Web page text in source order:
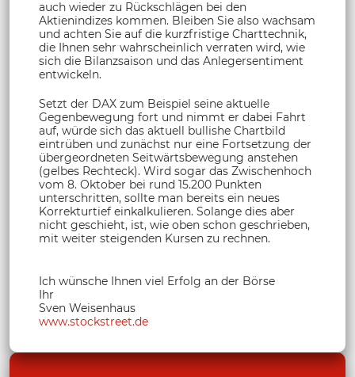
auch wieder zu Rückschlägen bei den
Aktienindizes kommen. Bleiben Sie also wachsam
und achten Sie auf die kurzfristige Charttechnik,
die Ihnen sehr wahrscheinlich verraten wird, wie
sich die Bilanzsaison und das Anlegersentiment
entwickeln.
Setzt der DAX zum Beispiel seine aktuelle
Gegenbewegung fort und nimmt er dabei Fahrt
auf, würde sich das aktuell bullishe Chartbild
eintrüben und zunächst nur eine Fortsetzung der
übergeordneten Seitwärtsbewegung anstehen
(gelbes Rechteck). Wird sogar das Zwischenhoch
vom 8. Oktober bei rund 15.200 Punkten
unterschritten, sollte man bereits ein neues
Korrekturtief einkalkulieren. Solange dies aber
nicht geschieht, ist, wie oben schon geschrieben,
mit weiter steigenden Kursen zu rechnen.
Ich wünsche Ihnen viel Erfolg an der Börse
Ihr
Sven Weisenhaus
www.stockstreet.de